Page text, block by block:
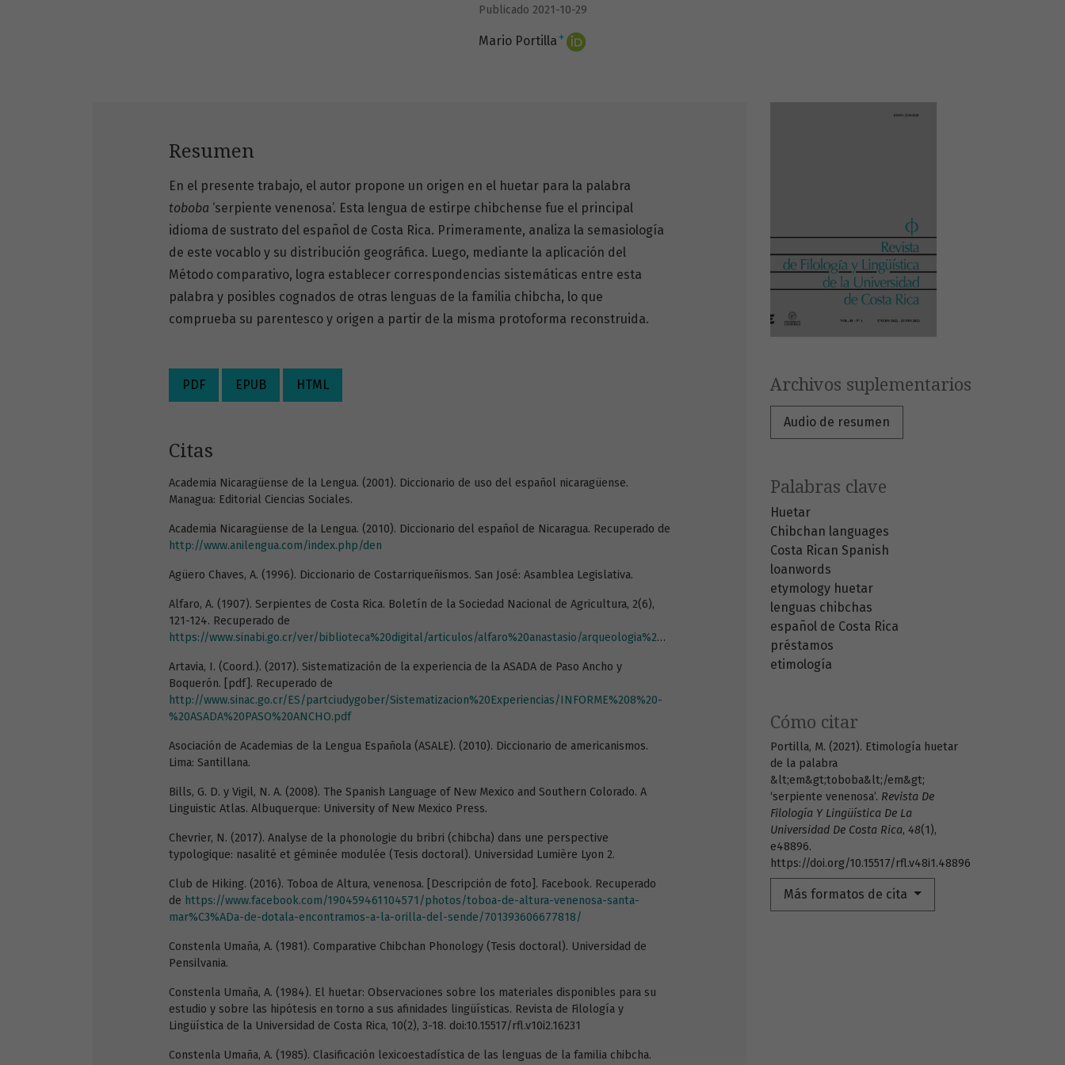
Publicado 2021-10-29
Mario Portilla +
Archivos suplementarios
Audio de resumen
Palabras clave
Huetar
Chibchan languages
Costa Rican Spanish
loanwords
etymology huetar
lenguas chibchas
español de Costa Rica
préstamos
etimología
Cómo citar
Portilla, M. (2021). Etimología huetar
de la palabra
&lt;em&gt;toboba&lt;/em&gt;
‘serpiente venenosa’. Revista De
Filología Y Lingüística De La
Universidad De Costa Rica, 48(1),
e48896.
https://doi.org/10.15517/rfl.v48i1.48896
Más formatos de cita
Resumen
En el presente trabajo, el autor propone un origen en el huetar para la palabra
toboba ‘serpiente venenosa’. Esta lengua de estirpe chibchense fue el principal
idioma de sustrato del español de Costa Rica. Primeramente, analiza la semasiología
de este vocablo y su distribución geográfica. Luego, mediante la aplicación del
Método comparativo, logra establecer correspondencias sistemáticas entre esta
palabra y posibles cognados de otras lenguas de la familia chibcha, lo que
comprueba su parentesco y origen a partir de la misma protoforma reconstruida.
PDF EPUB HTML
Citas
Academia Nicaragüense de la Lengua. (2001). Diccionario de uso del español nicaragüense.
Managua: Editorial Ciencias Sociales.
Academia Nicaragüense de la Lengua. (2010). Diccionario del español de Nicaragua. Recuperado de
http://www.anilengua.com/index.php/den
Agüero Chaves, A. (1996). Diccionario de Costarriqueñismos. San José: Asamblea Legislativa.
Alfaro, A. (1907). Serpientes de Costa Rica. Boletín de la Sociedad Nacional de Agricultura, 2(6),
121-124. Recuperado de
https://www.sinabi.go.cr/ver/biblioteca%20digital/articulos/alfaro%20anastasio/arqueologia%20antropologia%20historia/ciencias%20naturales/Serpientes%20de%20C.R..pdf#.X_ChcelKiqk
Artavia, I. (Coord.). (2017). Sistematización de la experiencia de la ASADA de Paso Ancho y
Boquerón. [pdf]. Recuperado de
http://www.sinac.go.cr/ES/partciudygober/Sistematizacion%20Experiencias/INFORME%208%20-
%20ASADA%20PASO%20ANCHO.pdf
Asociación de Academias de la Lengua Española (ASALE). (2010). Diccionario de americanismos.
Lima: Santillana.
Bills, G. D. y Vigil, N. A. (2008). The Spanish Language of New Mexico and Southern Colorado. A
Linguistic Atlas. Albuquerque: University of New Mexico Press.
Chevrier, N. (2017). Analyse de la phonologie du bribri (chibcha) dans une perspective
typologique: nasalité et géminée modulée (Tesis doctoral). Universidad Lumière Lyon 2.
Club de Hiking. (2016). Toboa de Altura, venenosa. [Descripción de foto]. Facebook. Recuperado
de https://www.facebook.com/190459461104571/photos/toboa-de-altura-venenosa-santa-
mar%C3%ADa-de-dotala-encontramos-a-la-orilla-del-sende/701393606677818/
Constenla Umaña, A. (1981). Comparative Chibchan Phonology (Tesis doctoral). Universidad de
Pensilvania.
Constenla Umaña, A. (1984). El huetar: Observaciones sobre los materiales disponibles para su
estudio y sobre las hipótesis en torno a sus afinidades lingüísticas. Revista de Filología y
Lingüística de la Universidad de Costa Rica, 10(2), 3-18. doi:10.15517/rfl.v10i2.16231
Constenla Umaña, A. (1985). Clasificación lexicoestadística de las lenguas de la familia chibcha.